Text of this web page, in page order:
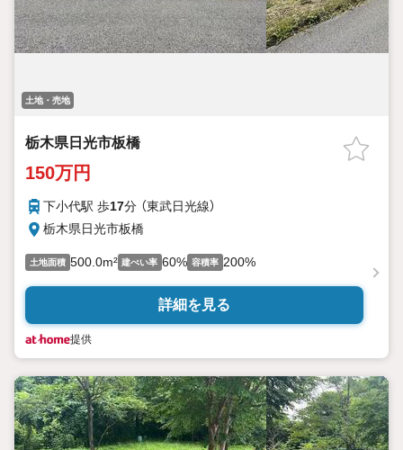
土地・売地
栃木県日光市板橋
150万円
下小代駅 歩17分 （東武日光線）
栃木県日光市板橋
土地面積 500.0m² 建ぺい率 60% 容積率 200%
詳細を見る
提供